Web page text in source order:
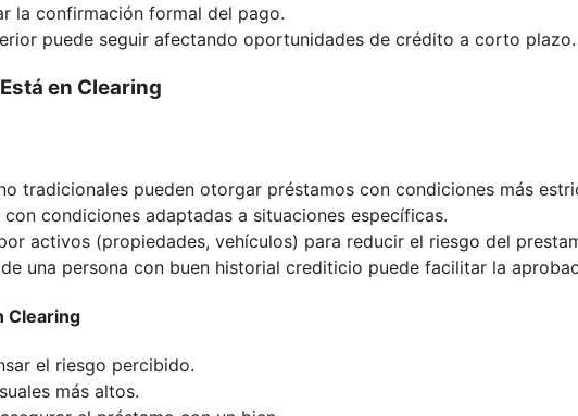
la confirmación formal del pago.
puede seguir afectando oportunidades de crédito a corto plazo.
en Clearing
tradicionales pueden otorgar préstamos con condiciones más
condiciones adaptadas a situaciones específicas.
activos (propiedades, vehículos) para reducir el riesgo del
una persona con buen historial crediticio puede facilitar la
Clearing
el riesgo percibido.
más altos.